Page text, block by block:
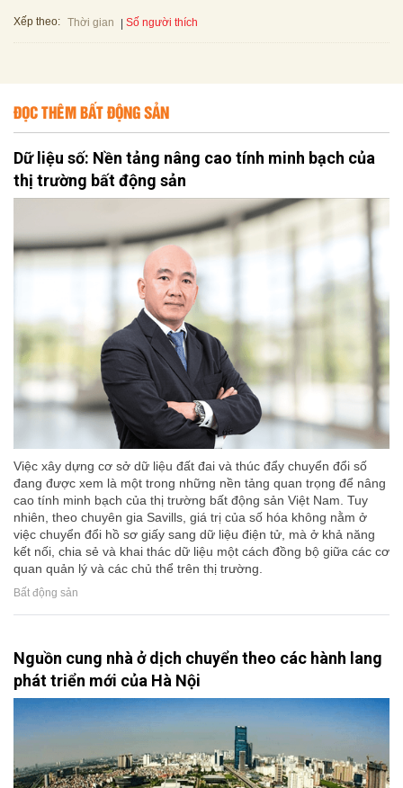
Xếp theo: Thời gian Số người thích
ĐỌC THÊM BẤT ĐỘNG SẢN
Dữ liệu số: Nền tảng nâng cao tính minh bạch của
thị trường bất động sản
Việc xây dựng cơ sở dữ liệu đất đai và thúc đẩy chuyển đổi số
đang được xem là một trong những nền tảng quan trọng để nâng
cao tính minh bạch của thị trường bất động sản Việt Nam. Tuy
nhiên, theo chuyên gia Savills, giá trị của số hóa không nằm ở
việc chuyển đổi hồ sơ giấy sang dữ liệu điện tử, mà ở khả năng
kết nối, chia sẻ và khai thác dữ liệu một cách đồng bộ giữa các cơ
quan quản lý và các chủ thể trên thị trường.
Bất động sản
Nguồn cung nhà ở dịch chuyển theo các hành lang
phát triển mới của Hà Nội